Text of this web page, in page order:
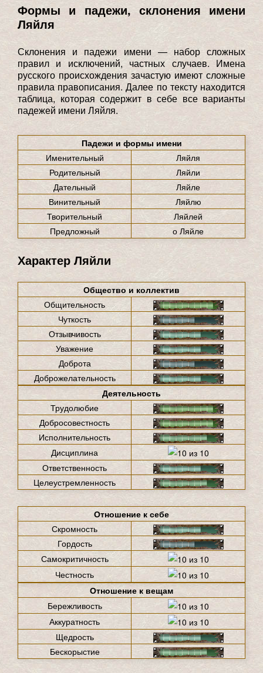
Формы и падежи, склонения имени
Ляйля
Склонения и падежи имени — набор сложных
правил и исключений, частных случаев. Имена
русского происхождения зачастую имеют сложные
правила правописания. Далее по тексту находится
таблица, которая содержит в себе все варианты
падежей имени Ляйля.
Падежи и формы имени
Именительный
Ляйля
Родительный
Ляйли
Дательный
Ляйле
Винительный
Ляйлю
Творительный
Ляйлей
Предложный
о Ляйле
Характер Ляйли
Общество и коллектив
Общительность
Чуткость
Отзывчивость
Уважение
Доброта
Доброжелательность
Деятельность
Трудолюбие
Добросовестность
Исполнительность
Дисциплина
Ответственность
Целеустремленность
Отношение к себе
Скромность
Гордость
Самокритичность
Честность
Отношение к вещам
Бережливость
Аккуратность
Щедрость
Бескорыстие